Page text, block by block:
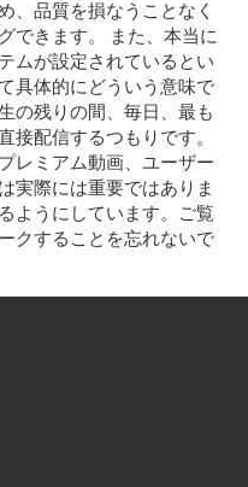
、品質を損なうことなく
できます。 また、本当に
ムが設定されているとい
具体的にどういう意味で
の残りの間、毎日、最も
接配信するつもりです。
レミアム動画、ユーザー
実際には重要ではありま
ようにしています。ご覧
クすることを忘れないで